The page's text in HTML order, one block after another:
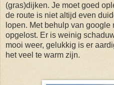
(gras)dijken. Je moet goed
de route is niet altijd even
lopen. Met behulp van
opgelost. Er is weinig
mooi weer, gelukkig is er
het veel te warm zijn.